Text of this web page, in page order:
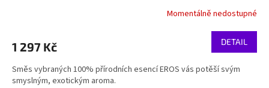
Momentálně nedostupné
1 297 Kč DETAIL
Směs vybraných 100% přírodních esencí EROS vás potěší svým
smyslným, exotickým aroma.